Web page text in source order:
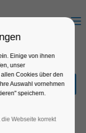
Menu
&
Einige von ihnen
unser
Cookies über den
Auswahl vornehmen
speichern.
Webseite korrekt